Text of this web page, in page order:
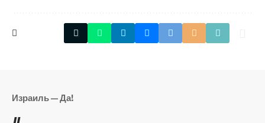
Израиль — Да!